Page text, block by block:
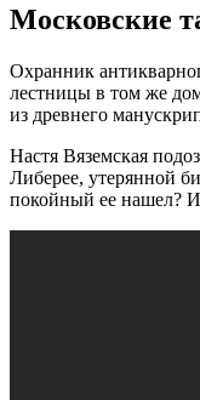
Московские
Охранник
лестницы в том же
из древнего
Настя Вяземская
Либерее, утерянной
покойный ее нашел?